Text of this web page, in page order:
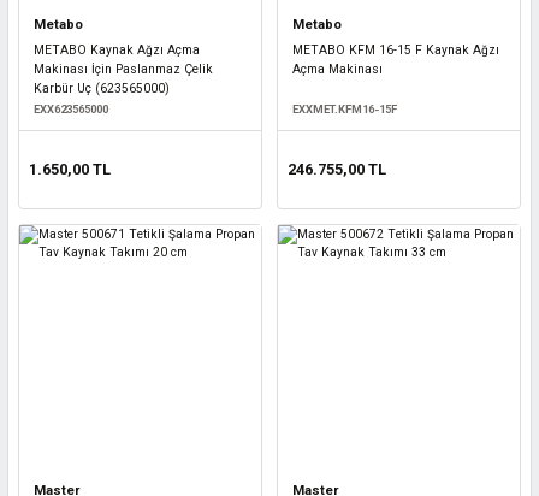
Metabo
METABO Kaynak Ağzı Açma
Makinası İçin Paslanmaz Çelik
Karbür Uç (623565000)
EXX623565000
1.650,00 TL
Metabo
METABO KFM 16-15 F Kaynak Ağzı
Açma Makinası
EXXMET.KFM16-15F
246.755,00 TL
Master Master